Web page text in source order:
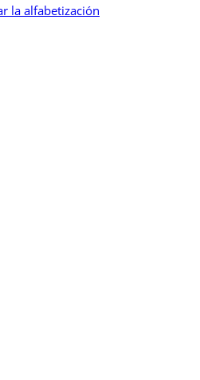
la alfabetización